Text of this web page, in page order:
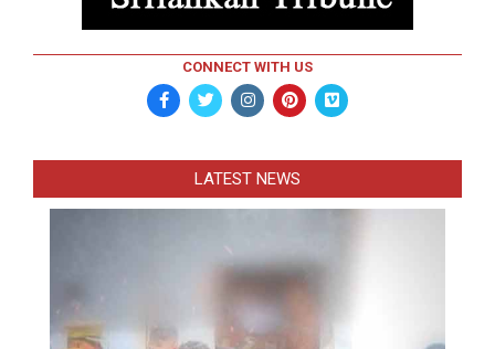
CONNECT WITH US
LATEST NEWS